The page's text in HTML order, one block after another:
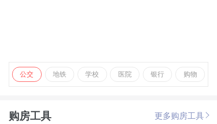
公交 地铁 学校 医院 银行 购物
购房工具 更多购房工具